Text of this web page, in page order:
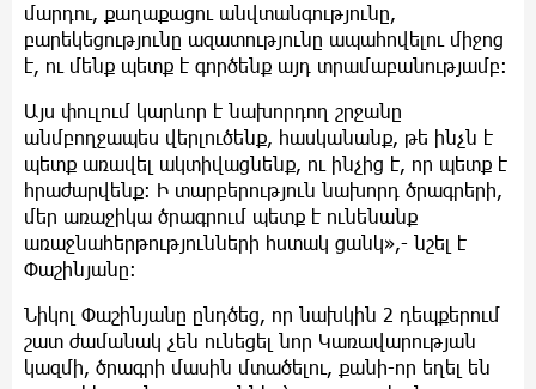
մարդու, քաղաքացու անվտանգությունը,
բարեկեցությունը ազատությունը ապահովելու միջոց
է, ու մենք պետք է գործենք այդ տրամաբանությամբ:
Այս փուլում կարևոր է նախորդող շրջանը
անմբողջապես վերլուծենք, հասկանանք, թե ինչն է
պետք առավել ակտիվացնենք, ու ինչից է, որ պետք է
հրաժարվենք: Ի տարբերություն նախորդ ծրագրերի,
մեր առաջիկա ծրագրում պետք է ունենանք
առաջնահերթությունների հստակ ցանկ»,- նշել է
Փաշինյանը:
Նիկոլ Փաշինյանը ընդծեց, որ նախկին 2 դեպքերում
շատ ժամանակ չեն ունեցել նոր Կառավարության
կազմի, ծրագրի մասին մտածելու, քանի-որ եղել են